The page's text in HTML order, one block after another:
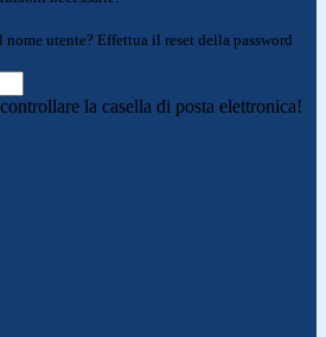
utente? Effettua il reset della password
la casella di posta elettronica!